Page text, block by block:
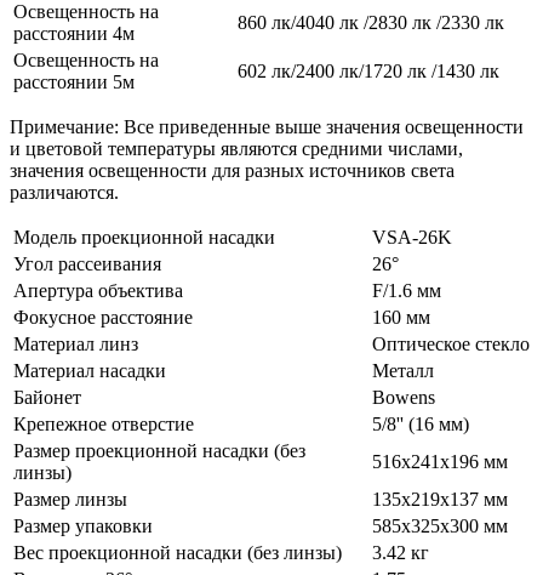
Освещенность на
расстоянии 4м
860 лк/4040 лк /2830 лк /2330 лк
Освещенность на
расстоянии 5м
602 лк/2400 лк/1720 лк /1430 лк
Примечание: Все приведенные выше значения освещенности
и цветовой температуры являются средними числами,
значения освещенности для разных источников света
различаются.
Модель проекционной насадки
VSA-26K
Угол рассеивания
26°
Апертура объектива
F/1.6 мм
Фокусное расстояние
160 мм
Материал линз
Оптическое стекло
Материал насадки
Металл
Байонет
Bowens
Крепежное отверстие
5/8'' (16 мм)
Размер проекционной насадки (без
линзы)
516х241х196 мм
Размер линзы
135х219х137 мм
Размер упаковки
585х325х300 мм
Вес проекционной насадки (без линзы)
3.42 кг